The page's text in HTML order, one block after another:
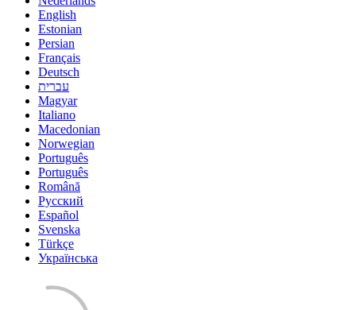
English
Estonian
Persian
Français
Deutsch
עברית
Magyar
Italiano
Macedonian
Norwegian
Português
Português
Română
Русский
Español
Svenska
Türkçe
Українська